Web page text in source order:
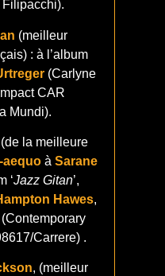
(meilleur
: à l’album
(Carlyne
CAR
Mundi).
(de la meilleure
aequo à Sarane
‘Jazz Gitan’,
Hawes,
(Contemporary
Carrere) .
, (meilleur